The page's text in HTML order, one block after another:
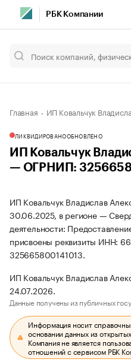
РБК Компании
Главная ИП Ковальчук
ЛИКВИДИРОВАНООБНОВЛЕНО
ИП Ковальчук
— ОГРНИП:
ИП Ковальчук Владислав
30.06.2025, в регионе —
деятельности:
присвоены реквизиты ИНН:
325665800141013.
ИП Ковальчук Владислав
24.07.2026.
Данные получены из публичных
Информация носит
основании данных из
Компания не является
отношений с сервисом РБК